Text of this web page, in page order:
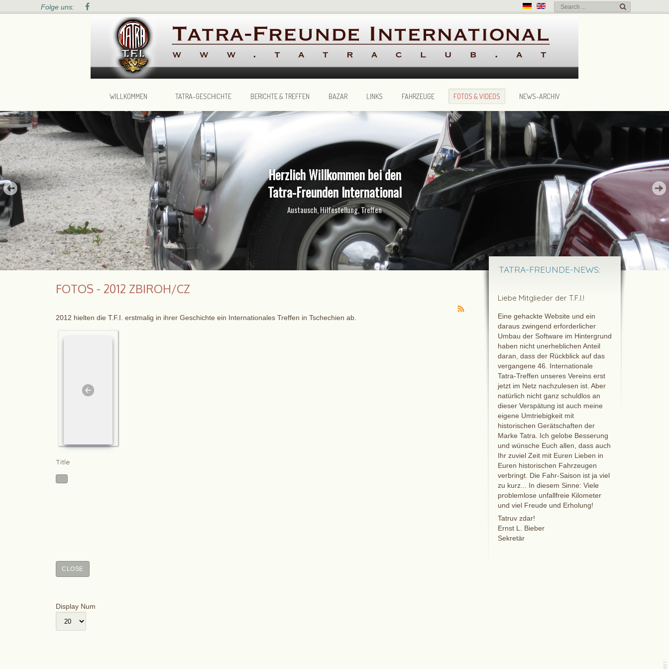
Folge uns:
WILLKOMMEN TATRA-GESCHICHTE BERICHTE & TREFFEN BAZAR LINKS FAHRZEUGE FOTOS & VIDEOS NEWS-ARCHIV
Herzlich Willkommen bei den
Tatra-Freunden International
Austausch, Hilfestellung, Treffen
Club der Tatra-Freunde
International
gegründet 1981
Tatra Automobile und
Nutzfahrzeuge
innovativ seit 1897
jährliche Tatra-Treffen
in ganz Europa
FOTOS - 2012 ZBIROH/CZ
2012 hielten die T.F.I. erstmalig in ihrer Geschichte ein Internationales Treffen in Tschechien ab.
Title
CLOSE
Display Num
TATRA-FREUNDE-NEWS:
Liebe Mitglieder der T.F.I.!
Eine gehackte Website und ein
daraus zwingend erforderlicher
Umbau der Software im Hintergrund
haben nicht unerheblichen Anteil
daran, dass der Rückblick auf das
vergangene 46. Internationale
Tatra-Treffen unseres Vereins erst
jetzt im Netz nachzulesen ist. Aber
natürlich nicht ganz schuldlos an
dieser Verspätung ist auch meine
eigene Umtriebigkeit mit
historischen Gerätschaften der
Marke Tatra. Ich gelobe Besserung
und wünsche Euch allen, dass auch
Ihr zuviel Zeit mit Euren Lieben in
Euren historischen Fahrzeugen
verbringt. Die Fahr-Saison ist ja viel
zu kurz... In diesem Sinne: Viele
problemlose unfallfreie Kilometer
und viel Freude und Erholung!
Tatruv zdar!
Ernst L. Bieber
Sekretär